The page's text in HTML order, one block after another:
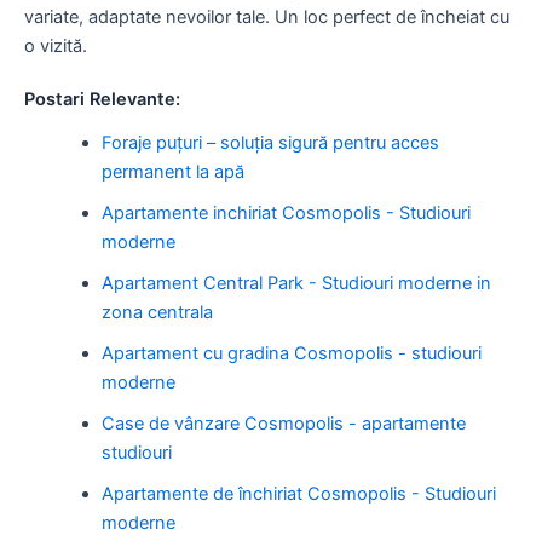
variate, adaptate nevoilor tale. Un loc perfect de încheiat cu
o vizită.
Postari Relevante:
Foraje puțuri – soluția sigură pentru acces
permanent la apă
Apartamente inchiriat Cosmopolis - Studiouri
moderne
Apartament Central Park - Studiouri moderne in
zona centrala
Apartament cu gradina Cosmopolis - studiouri
moderne
Case de vânzare Cosmopolis - apartamente
studiouri
Apartamente de închiriat Cosmopolis - Studiouri
moderne